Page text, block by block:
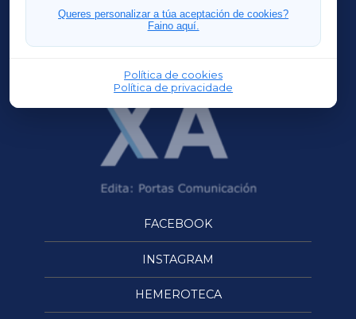
Queres personalizar a túa aceptación de cookies?
Faino aquí.
Política de cookies
Política de privacidade
FERROLXA
OURENSEXA
FACEBOOK
INSTAGRAM
HEMEROTECA